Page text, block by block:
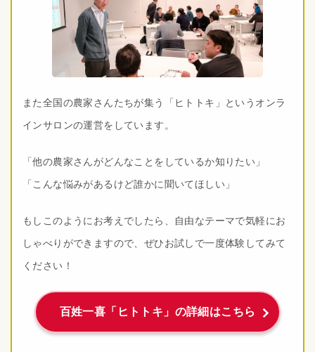
また全国の農家さんたちが集う「ヒトトキ」というオンラ
インサロンの運営をしています。
「他の農家さんがどんなことをしているか知りたい」
「こんな悩みがあるけど誰かに聞いてほしい」
もしこのようにお考えでしたら、自由なテーマで気軽にお
しゃべりができますので、ぜひお試しで一度体験してみて
ください！
百姓一喜「ヒトトキ」の詳細はこちら